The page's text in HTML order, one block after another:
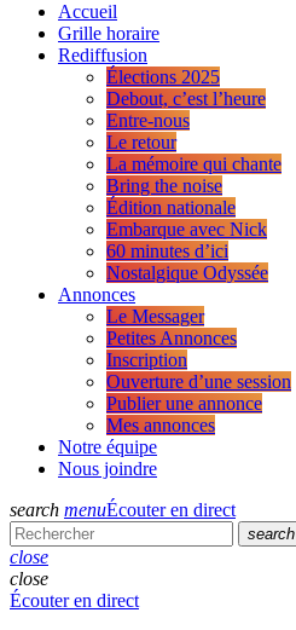
Accueil
Grille horaire
Rediffusion
Élections 2025
Debout, c’est l’heure
Entre-nous
Le retour
La mémoire qui chante
Bring the noise
Édition nationale
Embarque avec Nick
60 minutes d’ici
Nostalgique Odyssée
Annonces
Le Messager
Petites Annonces
Inscription
Ouverture d’une session
Publier une annonce
Mes annonces
Notre équipe
Nous joindre
search menuÉcouter en direct
search
close
close
Écouter en direct